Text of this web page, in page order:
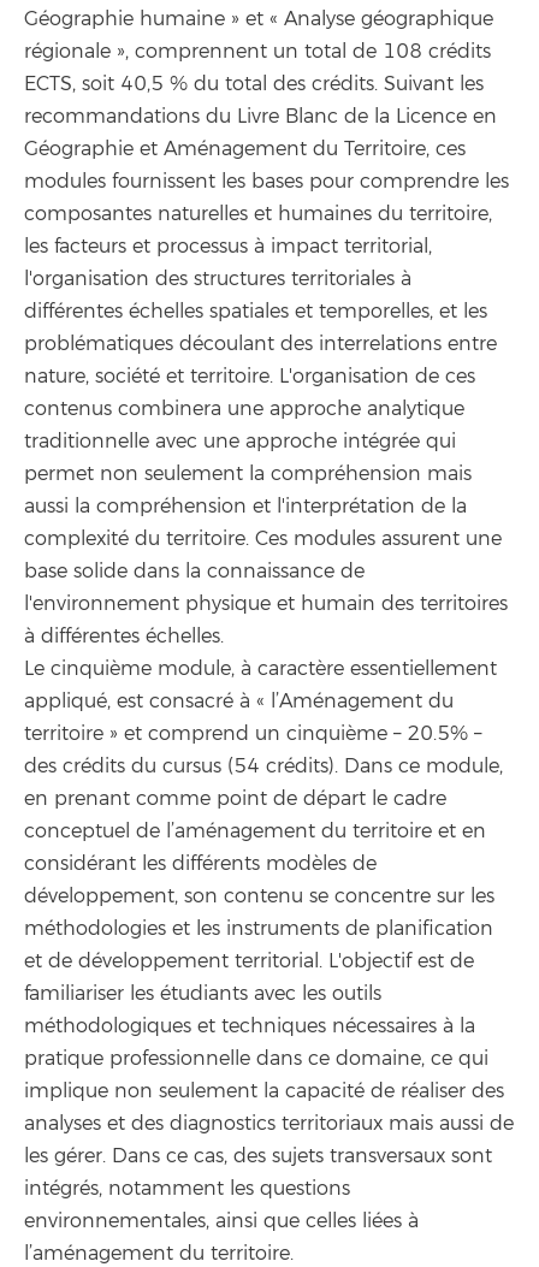
Géographie humaine » et « Analyse géographique
régionale », comprennent un total de 108 crédits
ECTS, soit 40,5 % du total des crédits. Suivant les
recommandations du Livre Blanc de la Licence en
Géographie et Aménagement du Territoire, ces
modules fournissent les bases pour comprendre les
composantes naturelles et humaines du territoire,
les facteurs et processus à impact territorial,
l'organisation des structures territoriales à
différentes échelles spatiales et temporelles, et les
problématiques découlant des interrelations entre
nature, société et territoire. L'organisation de ces
contenus combinera une approche analytique
traditionnelle avec une approche intégrée qui
permet non seulement la compréhension mais
aussi la compréhension et l'interprétation de la
complexité du territoire. Ces modules assurent une
base solide dans la connaissance de
l'environnement physique et humain des territoires
à différentes échelles.
Le cinquième module, à caractère essentiellement
appliqué, est consacré à « l’Aménagement du
territoire » et comprend un cinquième – 20.5% –
des crédits du cursus (54 crédits). Dans ce module,
en prenant comme point de départ le cadre
conceptuel de l’aménagement du territoire et en
considérant les différents modèles de
développement, son contenu se concentre sur les
méthodologies et les instruments de planification
et de développement territorial. L'objectif est de
familiariser les étudiants avec les outils
méthodologiques et techniques nécessaires à la
pratique professionnelle dans ce domaine, ce qui
implique non seulement la capacité de réaliser des
analyses et des diagnostics territoriaux mais aussi de
les gérer. Dans ce cas, des sujets transversaux sont
intégrés, notamment les questions
environnementales, ainsi que celles liées à
l’aménagement du territoire.